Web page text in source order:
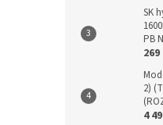
SK
PB
2)
4